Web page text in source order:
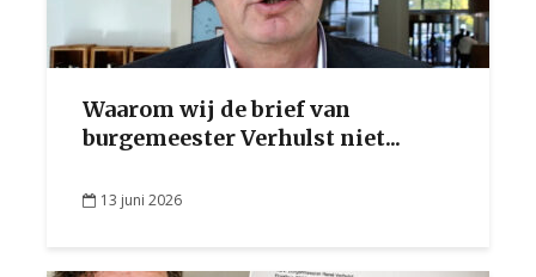
Waarom wij de brief van
burgemeester Verhulst niet...
13 juni 2026